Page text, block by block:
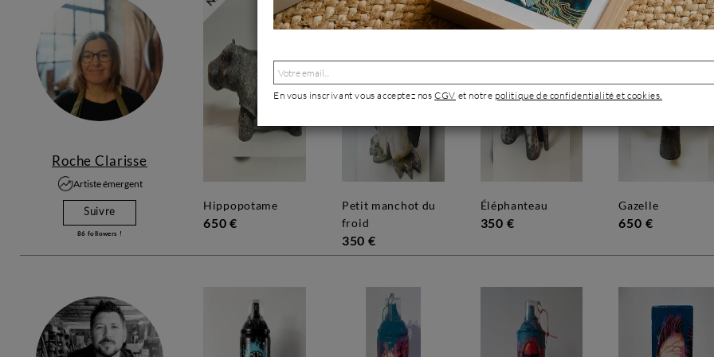
Roche Clarisse
Artiste émergent
Suivre
86 followers !
hippopotame
650 €
petit manchot du
froid
350 €
éléphanteau
350 €
gazelle
650 €
En vous inscrivant vous acceptez nosCGV et notre politique de confidentialité et cookies.